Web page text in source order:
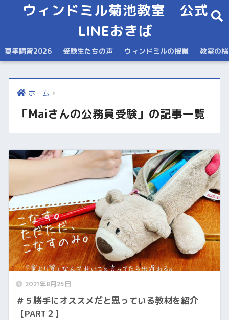
ウィンドミル菊池教室 公式
LINEおきば
夏季講習2026 受験生たちの声 ウィンドミルの授業 教室の
ホーム
「Maiさんの公務員受験」の記事一覧
2021年8月25日
＃５勝手にオススメだと思っている教材を紹介
【PART２】